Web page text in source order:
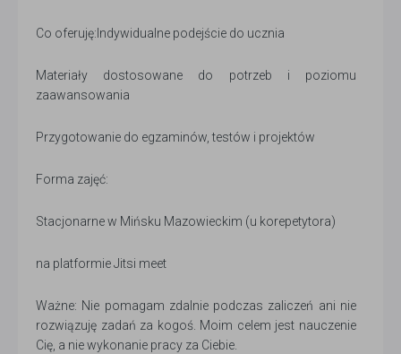
Co oferuję:Indywidualne podejście do ucznia
Materiały dostosowane do potrzeb i poziomu
zaawansowania
Przygotowanie do egzaminów, testów i projektów
Forma zajęć:
Stacjonarne w Mińsku Mazowieckim (u korepetytora)
na platformie Jitsi meet
Ważne: Nie pomagam zdalnie podczas zaliczeń ani nie
rozwiązuję zadań za kogoś. Moim celem jest nauczenie
Cię, a nie wykonanie pracy za Ciebie.